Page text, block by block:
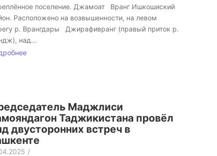
поселение. Джамоат Вранг Ишкошиский
Расположено на возвышенности, на левом
р. Врангдары Джирафивранг (правый приток р.
над…
Маджлиси
Таджикистана провёл
двусторонних встреч в
/